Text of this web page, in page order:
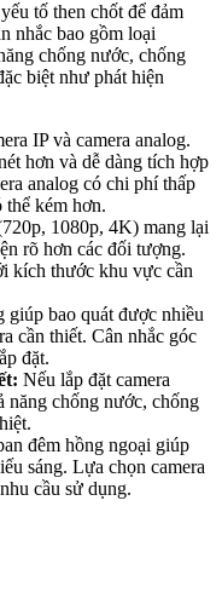
tố then chốt để đảm
nhắc bao gồm loại
chống nước, chống
biệt như phát hiện
IP và camera analog.
hơn và dễ dàng tích hợp
analog có chi phí thấp
kém hơn.
1080p, 4K) mang lại
rõ hơn các đối tượng.
kích thước khu vực cần
giúp bao quát được nhiều
cần thiết. Cân nhắc góc
đặt.
Nếu lắp đặt camera
năng chống nước, chống
đêm hồng ngoại giúp
sáng. Lựa chọn camera
cầu sử dụng.